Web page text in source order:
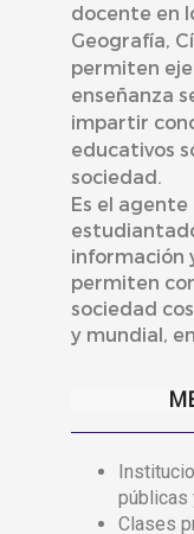
docente en
Geografía,
permiten
enseñanza
impartir
educativos
sociedad.
Es el
información
permiten
sociedad
y mundial,
públicas
Clases